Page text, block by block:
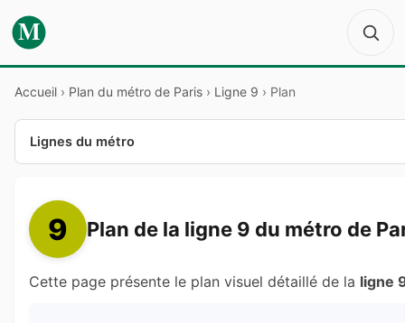
M
Accueil › Plan du métro de Paris › Ligne 9 › Plan
Lignes du métro
9 Plan de la ligne 9 du métro de
Cette page présente le plan visuel détaillé de la ligne